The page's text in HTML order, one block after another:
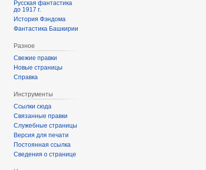
Русская фантастика
до 1917 г.
История Фэндома
Фантастика Башкирии
Разное
Свежие правки
Новые страницы
Справка
Инструменты
Ссылки сюда
Связанные правки
Служебные страницы
Версия для печати
Постоянная ссылка
Сведения о странице